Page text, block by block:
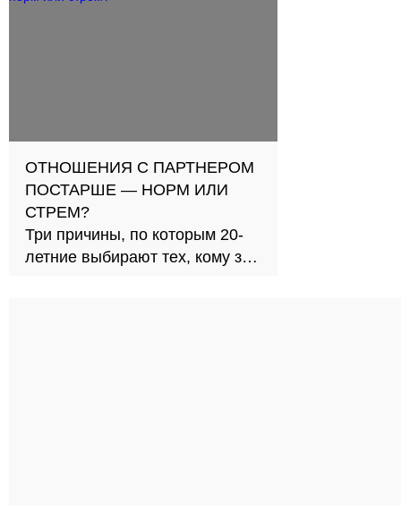
ОТНОШЕНИЯ С ПАРТНЕРОМ
ПОСТАРШЕ — НОРМ ИЛИ
СТРЕМ?
Три причины, по которым 20-
летние выбирают тех, кому за